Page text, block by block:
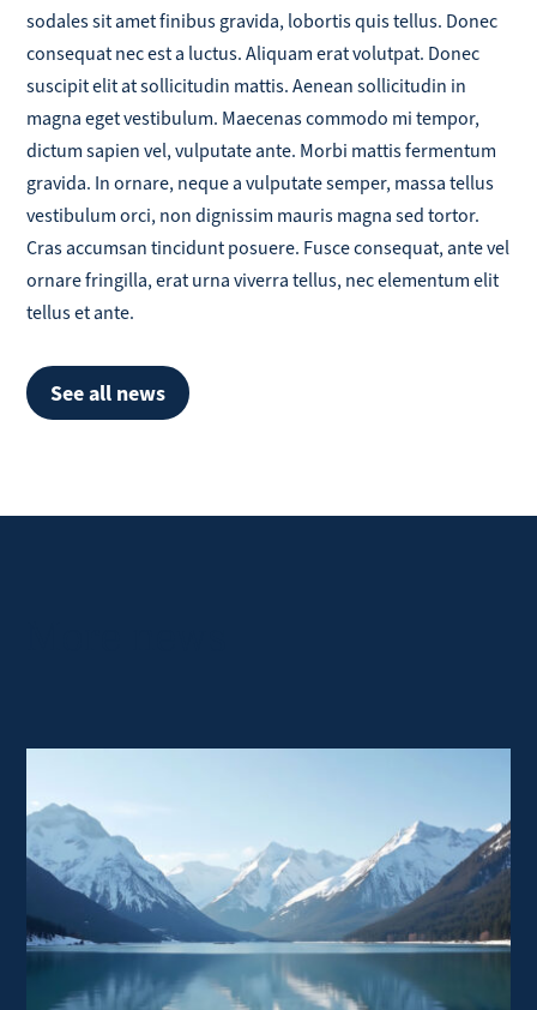
sodales sit amet finibus gravida, lobortis quis tellus. Donec
consequat nec est a luctus. Aliquam erat volutpat. Donec
suscipit elit at sollicitudin mattis. Aenean sollicitudin in
magna eget vestibulum. Maecenas commodo mi tempor,
dictum sapien vel, vulputate ante. Morbi mattis fermentum
gravida. In ornare, neque a vulputate semper, massa tellus
vestibulum orci, non dignissim mauris magna sed tortor.
Cras accumsan tincidunt posuere. Fusce consequat, ante vel
ornare fringilla, erat urna viverra tellus, nec elementum elit
tellus et ante.
See all news